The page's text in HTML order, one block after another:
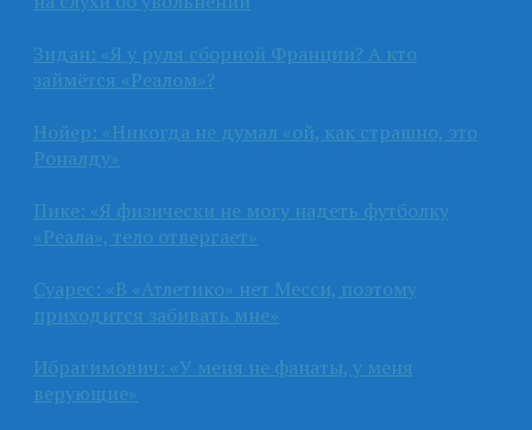
Зидан: «Я у руля сборной Франции? А кто
займётся «Реалом»?
Нойер: «Никогда не думал «ой, как страшно, это
Роналду»
Пике: «Я физически не могу надеть футболку
«Реала», тело отвергает»
Суарес: «В «Атлетико» нет Месси, поэтому
приходится забивать мне»
Ибрагимович: «У меня не фанаты, у меня
верующие»